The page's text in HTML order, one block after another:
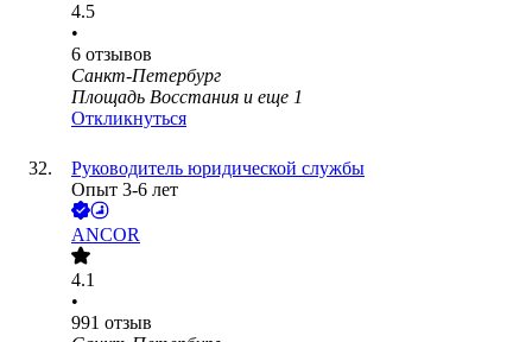
4.5
•
6 отзывов
Санкт-Петербург
Площадь Восстания и еще 1
Откликнуться
Руководитель юридической службы
Опыт 3-6 лет
ANCOR
4.1
•
991 отзыв